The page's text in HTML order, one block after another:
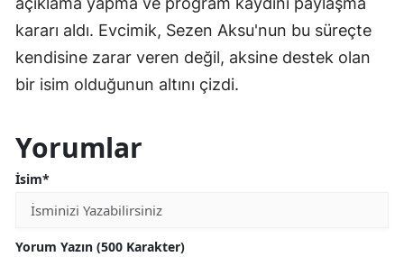
kararı aldı. Evcimik, Sezen Aksu'nun bu süreçte
kendisine zarar veren değil, aksine destek olan
bir isim olduğunun altını çizdi.
Yorumlar
İsim*
Yorum Yazın (500 Karakter)